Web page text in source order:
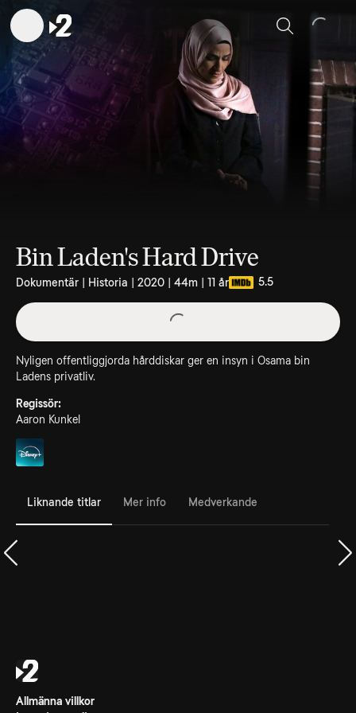
Sök
Bin Laden's Hard Drive
Dokumentär | Historia | 2020 | 44m | 11 år 5.5
Nyligen offentliggjorda hårddiskar ger en insyn i Osama bin
Ladens privatliv.
Regissör:
Aaron Kunkel
Liknande titlar Mer info Medverkande
Allmänna villkor